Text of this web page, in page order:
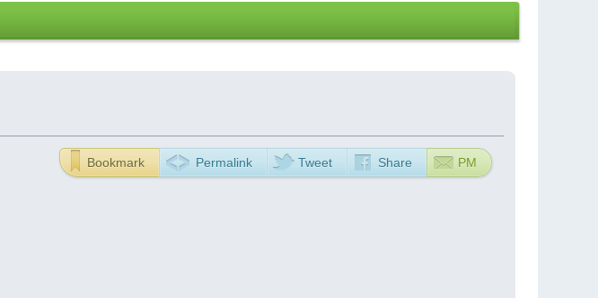
Bookmark Permalink Tweet Share PM